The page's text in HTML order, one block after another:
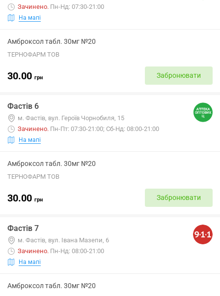
Зачинено. Пн-Нд: 07:30-21:00
На мапі
Амброксол табл. 30мг №20
ТЕРНОФАРМ ТОВ
30.00 грн Забронювати
Фастів 6
м. Фастів, вул. Героїв Чорнобиля, 15
Зачинено. Пн-Пт: 07:30-21:00; Сб-Нд: 08:00-21:00
На мапі
Амброксол табл. 30мг №20
ТЕРНОФАРМ ТОВ
30.00 грн Забронювати
Фастів 7
м. Фастів, вул. Івана Мазепи, 6
Зачинено. Пн-Нд: 08:00-21:00
На мапі
Амброксол табл. 30мг №20